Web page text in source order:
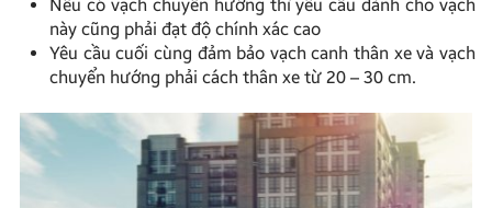
Nếu có vạch chuyển hướng thì yêu cầu dành cho vạch
này cũng phải đạt độ chính xác cao
Yêu cầu cuối cùng đảm bảo vạch canh thân xe và vạch
chuyển hướng phải cách thân xe từ 20 – 30 cm.